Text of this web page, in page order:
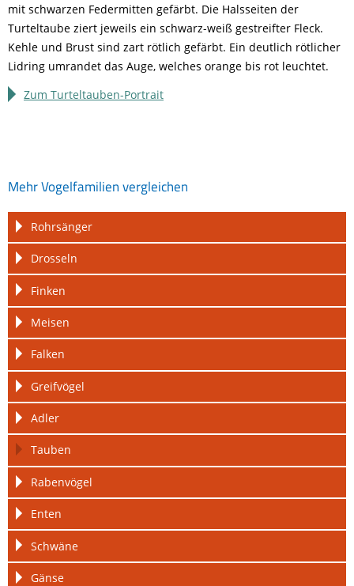
mit schwarzen Federmitten gefärbt. Die Halsseiten der
Turteltaube ziert jeweils ein schwarz-weiß gestreifter Fleck.
Kehle und Brust sind zart rötlich gefärbt. Ein deutlich rötlicher
Lidring umrandet das Auge, welches orange bis rot leuchtet.
Zum Turteltauben-Portrait
Mehr Vogelfamilien vergleichen
Navigation
überspringen
Rohrsänger
Drosseln
Finken
Meisen
Falken
Greifvögel
Adler
Tauben
Rabenvögel
Enten
Schwäne
Gänse